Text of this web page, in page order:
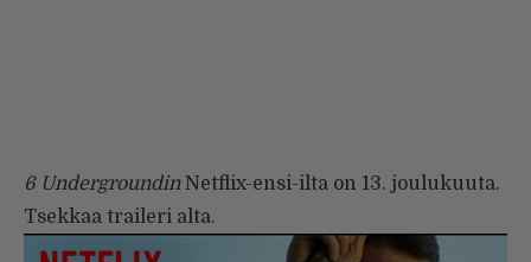
6 UndergroundinNetflix-ensi-ilta on 13. joulukuuta.
Tsekkaa traileri alta.